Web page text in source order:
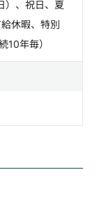
）、祝日、夏
休暇、特別
10年毎）